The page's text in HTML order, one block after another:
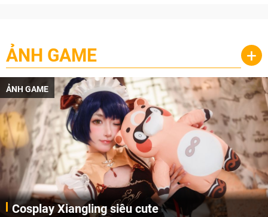
ẢNH GAME +
ẢNH GAME
Cosplay Xiangling siêu cute